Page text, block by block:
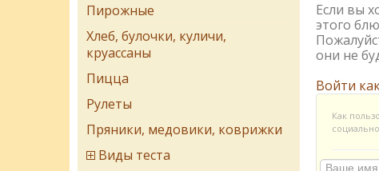
Если вы
этого
они не
Войти
Как
Пирожные
Хлеб, булочки, куличи,
круассаны
Пицца
Рулеты
Пряники, медовики, коврижки
Виды теста